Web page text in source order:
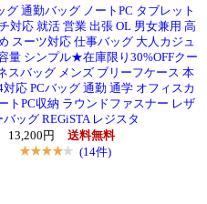
グ 通勤バッグ ノートPC タブレット
対応 就活 営業 出張 OL 男女兼用 高
スーツ対応 仕事バッグ 大人カジュ
量 シンプル★在庫限り30%OFFクー
スバッグ メンズ ブリーフケース 本
応 PCバッグ 通勤 通学 オフィスカ
トPC収納 ラウンドファスナー レザ
バッグ REGiSTA レジスタ
13,200円
送料無料
(14件)